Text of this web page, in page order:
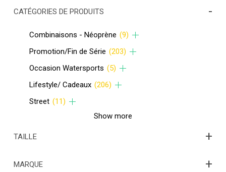
CATÉGORIES DE PRODUITS -
Combinaisons - Néoprène (9)
Promotion/Fin de Série (203)
Occasion Watersports (5)
Lifestyle/ Cadeaux (206)
Street (11)
Show more
TAILLE +
MARQUE +